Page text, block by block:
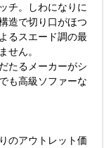
チ。しわになりに
造で切り口がほつ
るスエード調の最
せん。
たるメーカーがシ
も高級ソファーな
のアウトレット価